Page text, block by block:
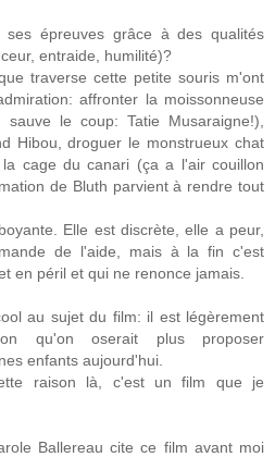
ses épreuves grâce à des qualités
entraide, humilité)?
traverse cette petite souris m'ont
affronter la moissonneuse
le coup: Tatie Musaraigne!),
Hibou, droguer le monstrueux chat
cage du canari (ça a l'air couillon
de Bluth parvient à rendre tout
Elle est discrète, elle a peur,
de l'aide, mais à la fin c'est
en péril et qui ne renonce jamais.
au sujet du film: il est légèrement
qu'on oserait plus proposer
enfants aujourd'hui.
raison là, c'est un film que je
Ballereau cite ce film avant moi